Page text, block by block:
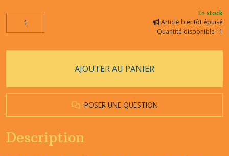
En stock
Article bientôt épuisé
Quantité disponible : 1
AJOUTER AU PANIER
POSER UNE QUESTION
Description